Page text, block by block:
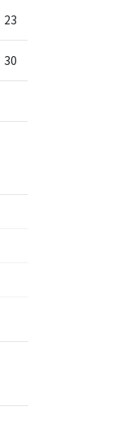
23
30